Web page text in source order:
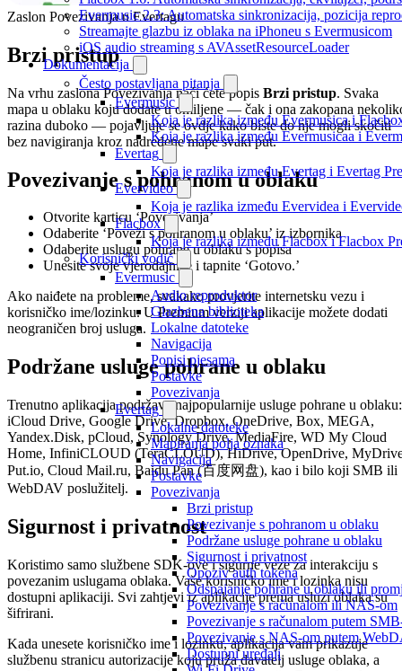
Evermusic 2.3: Automatska sinkronizacija, pozicija
Streamajte glazbu iz oblaka na iPhoneu s Evermusicom
iOS audio streaming s AVAssetResourceLoader
Dokumentacija
Često postavljana pitanja
Evermusic
Koja je razlika između Evermusica i
Koja je razlika između Evermusicaa i
Evertag
Koja je razlika između Evertag i Evertag
Evervideo
Koja je razlika između Evervidea i
Flacbox
Koja je razlika između Flacbox i Flacbox
Korisnički vodič
Evermusic
Audio reproduktor
Glazbena biblioteka
Lokalne datoteke
Navigacija
Popisi pjesama
Postavke
Povezivanja
Evertag
Lokalne datoteke
Mapiranja polja oznaka
Navigacija
Postavke
Povezivanja
Brzi pristup
Povezivanje s pohranom u oblaku
Podržane usluge pohrane u oblaku
Sigurnost i privatnost
Opoziv auth tokena
Odspajanje pohrane u oblaku ili
Povezivanje s računalom ili NAS-om
Povezivanje s računalom putem
Povezivanje s NAS-om putem
Dostupni uređaji
Zaslon Povezivanja u Evertagu
Brzi pristup
Na vrhu zaslona Povezivanja naći ćete popis Brzi pristup. Svaka
mapa u oblaku koju dodate u omiljene — čak i ona zakopana
razina duboko — pojavljuje se ovdje kako biste do nje mogli skočiti
bez navigiranja kroz nadređene mape svaki put.
Povezivanje s pohranom u oblaku
Otvorite karticu ‘Povezivanja’
Odaberite ‘Poveži s pohranom u oblaku’ iz izbornika
Odaberite uslugu pohrane u oblaku s popisa
Unesite svoje vjerodajnice i tapnite ‘Gotovo.’
Ako naiđete na probleme, svakako provjerite internetsku vezu i
korisničko ime/lozinku. U Premium verziji aplikacije možete dodati
neograničen broj usluga.
Podržane usluge pohrane u oblaku
Trenutno aplikacija podržava najpopularnije usluge pohrane u oblaku:
iCloud Drive, Google Drive, Dropbox, OneDrive, Box, MEGA,
Yandex.Disk, pCloud, Synology Drive, MediaFire, WD My Cloud
Home, InfiniCLOUD (TeraCLOUD), HiDrive, OpenDrive,
Put.io, Cloud Mail.ru, Baidu Pan (百度网盘), kao i bilo koji SMB ili
WebDAV poslužitelj.
Sigurnost i privatnost
Koristimo samo službene SDK-ove i sigurne veze za interakciju s
povezanim uslugama oblaka. Vaše korisničko ime i lozinka nisu
dostupni aplikaciji. Svi zahtjevi iz aplikacije prema usluzi oblaka su
šifrirani.
Kada unesete korisničko ime i lozinku, aplikacija vam prikazuje
službenu stranicu autorizacije koju pruža davatelj usluge oblaka, a